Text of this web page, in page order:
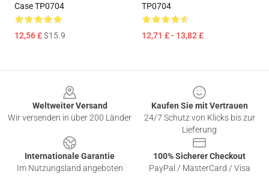
Case TP0704
12,56 £$15.9
TP0704
12,71 £ - 13,82 £
Weltweiter Versand
Wir versenden in über 200 Länder
Kaufen Sie mit Vertrauen
24/7 Schutz von Klicks bis zur
Lieferung
Internationale Garantie
Im Nutzungsland angeboten
100% Sicherer Checkout
PayPal / MasterCard / Visa